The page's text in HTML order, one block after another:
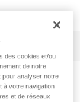
des cookies et/ou
de notre
pour analyser notre
à votre navigation
et de réseaux